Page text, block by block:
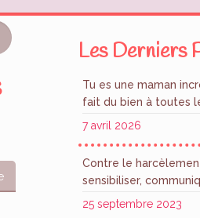
Les Derniers
Tu es une maman
fait du bien à toutes
7 avril 2026
Contre le
sensibiliser,
25 septembre 2023